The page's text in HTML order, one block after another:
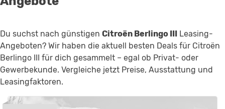
Du suchst nach günstigen Citroën Berlingo III Leasing-
Angeboten? Wir haben die aktuell besten Deals für Citroën
Berlingo III für dich gesammelt – egal ob Privat- oder
Gewerbekunde. Vergleiche jetzt Preise, Ausstattung und
Leasingfaktoren.